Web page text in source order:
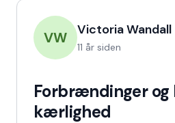
VW Victoria Wandall
11 år siden
Forbrændinger og
kærlighed